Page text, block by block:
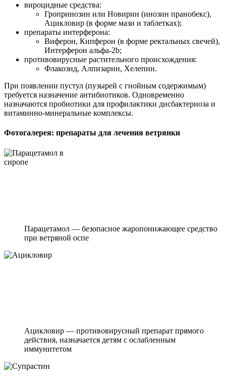
вироцидные средства:
Гропринозин или Новирин (инозин пранобекс),
Ацикловир (в форме мази и таблетках);
препараты интерферона:
Виферон, Кипферон (в форме ректальных свечей),
Интерферон альфа-2b;
противовирусные растительного происхождения:
Флакозид, Алпизарин, Хелепин.
При появлении пустул (пузырей с гнойным содержимым)
требуется назначение антибиотиков. Одновременно
назначаются пробиотики для профилактики дисбактериоза и
витаминно-минеральные комплексы.
Фотогалерея: препараты для лечения ветрянки
Парацетамол — безопасное жаропонижающее средство
при ветряной оспе
Ацикловир — противовирусный препарат прямого
действия, назначается детям с ослабленным
иммунитетом